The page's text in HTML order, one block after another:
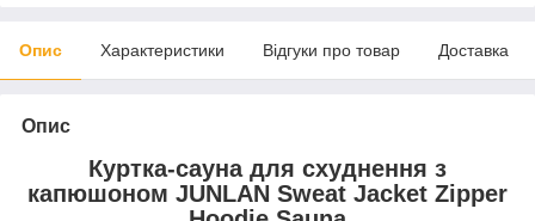
Опис Характеристики Відгуки про товар Доставка
Опис
Куртка-сауна для схуднення з
капюшоном JUNLAN Sweat Jacket Zipper